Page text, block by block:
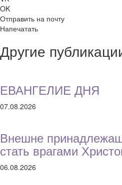
OK
Отправить на почту
Напечатать
Другие
ЕВАНГЕЛИЕ ДНЯ
07.08.2026
Внешне
стать врагами
06.08.2026